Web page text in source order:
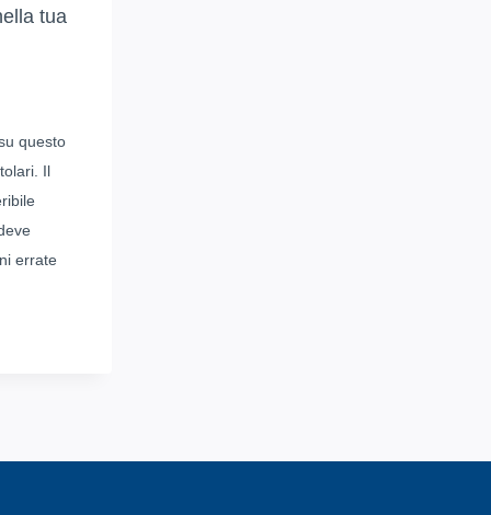
tua
questo
Il
errate